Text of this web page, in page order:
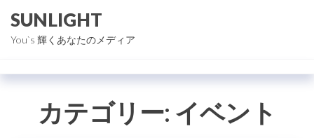
ンSUNLIGHT
You`s 輝くあなたのメディア
カテゴリー: イベント